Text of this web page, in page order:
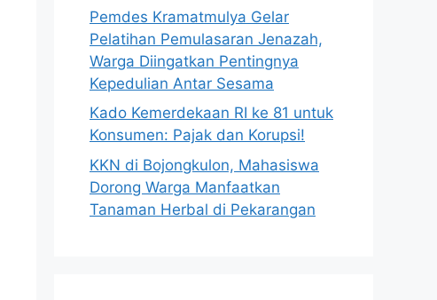
Pemdes Kramatmulya Gelar
Pelatihan Pemulasaran Jenazah,
Warga Diingatkan Pentingnya
Kepedulian Antar Sesama
Kado Kemerdekaan RI ke 81 untuk
Konsumen: Pajak dan Korupsi!
KKN di Bojongkulon, Mahasiswa
Dorong Warga Manfaatkan
Tanaman Herbal di Pekarangan